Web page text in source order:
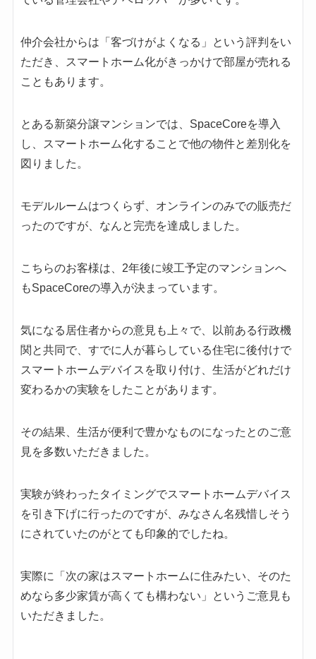
仲介会社からは「客づけがよくなる」という評判をい
ただき、スマートホーム化がきっかけで部屋が売れる
こともあります。
とある新築分譲マンションでは、SpaceCoreを導入
し、スマートホーム化することで他の物件と差別化を
図りました。
モデルルームはつくらず、オンラインのみでの販売だ
ったのですが、なんと完売を達成しました。
こちらのお客様は、2年後に竣工予定のマンションへ
もSpaceCoreの導入が決まっています。
気になる居住者からの意見も上々で、以前ある行政機
関と共同で、すでに人が暮らしている住宅に後付けで
スマートホームデバイスを取り付け、生活がどれだけ
変わるかの実験をしたことがあります。
その結果、生活が便利で豊かなものになったとのご意
見を多数いただきました。
実験が終わったタイミングでスマートホームデバイス
を引き下げに行ったのですが、みなさん名残惜しそう
にされていたのがとても印象的でしたね。
実際に「次の家はスマートホームに住みたい、そのた
めなら多少家賃が高くても構わない」というご意見も
いただきました。